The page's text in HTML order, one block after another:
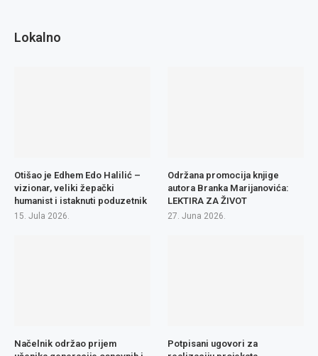
Lokalno
Otišao je Edhem Edo Halilić –
vizionar, veliki žepački
humanist i istaknuti poduzetnik
15. Jula 2026.
Održana promocija knjige
autora Branka Marijanovića:
LEKTIRA ZA ŽIVOT
27. Juna 2026.
Načelnik održao prijem
Potpisani ugovori za